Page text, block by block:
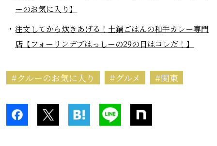
ーのお気に入り】
注文してから炊きあげる！土鍋ごはんの和牛カレー専門
店【フォーリンデブはっしーの29の日はコレだ！】
クルーのお気に入り グルメ 関東